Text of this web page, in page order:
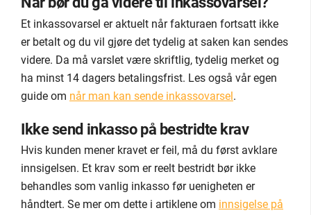
Et inkassovarsel er aktuelt når fakturaen fortsatt ikke
er betalt og du vil gjøre det tydelig at saken kan sendes
videre. Da må varslet være skriftlig, tydelig merket og
ha minst 14 dagers betalingsfrist. Les også vår egen
guide om når man kan sende inkassovarsel.
Ikke send inkasso på bestridte krav
Hvis kunden mener kravet er feil, må du først avklare
innsigelsen. Et krav som er reelt bestridt bør ikke
behandles som vanlig inkasso før uenigheten er
håndtert. Se mer om dette i artiklene om innsigelse på